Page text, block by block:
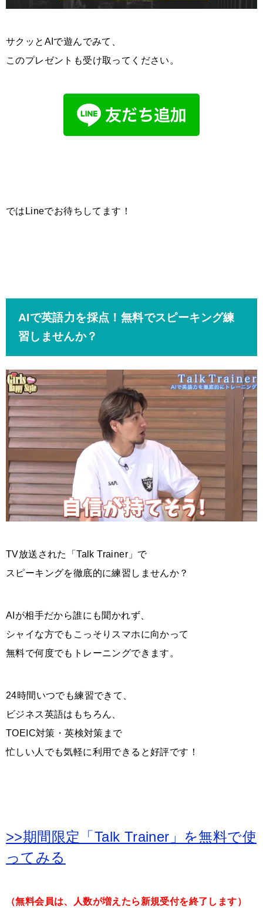
サクッとAIで遊んでみて、
このプレゼントも受け取ってください。
ではLineでお待ちしてます！
AIで英語力を採点！無料でスピーキング練
習しませんか？
TV放送された「Talk Trainer」で
スピーキングを徹底的に練習しませんか？
AIが相手だから誰にも聞かれず、
シャイな方でもこっそりスマホに向かって
無料で何度でもトレーニングできます。
24時間いつでも練習できて、
ビジネス英語はもちろん、
TOEIC対策・英検対策まで
忙しい人でも気軽に利用できると好評です！
>>期間限定「Talk Trainer」を無料で使
ってみる
（無料会員は、人数が増えたら新規受付を終了します）